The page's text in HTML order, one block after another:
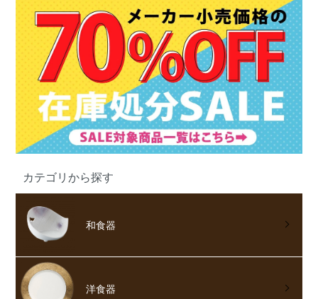
カテゴリから探す
和食器
洋食器